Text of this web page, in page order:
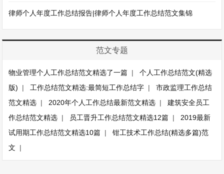
律师个人年度工作总结报告|律师个人年度工作总结范文集锦
范文专题
物业管理个人工作总结范文精选了一篇 |个人工作总结范文(精选
版) |工作总结范文精选:最简短工作总结字 |市政监理工作总结
范文精选 |2020年个人工作总结最新范文精选 |建筑安全员工
作总结范文精选 | 员工晋升工作总结范文精选12篇 |2019最新
试用期工作总结范文精选10篇 |钳工技术工作总结(精选多篇)范
文 |